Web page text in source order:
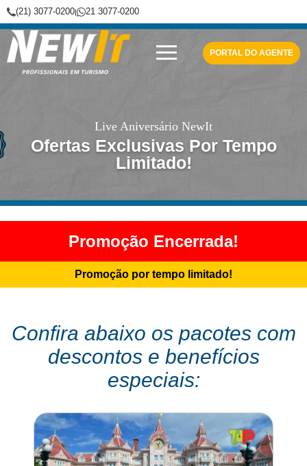
(21) 3077-0200| 21 3077-0200
NewIt - Profissionais em Turismo
PORTAL DO AGENTE
Live Aniversário NewIt
Ofertas Exclusivas Por Tempo
Limitado!
Promoção Encerrada!
Promoção por tempo limitado!
Confira abaixo os pacotes com
descontos e benefícios
especiais: